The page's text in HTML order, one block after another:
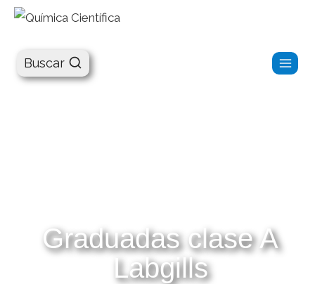
Buscar
Graduadas clase A
Labgills